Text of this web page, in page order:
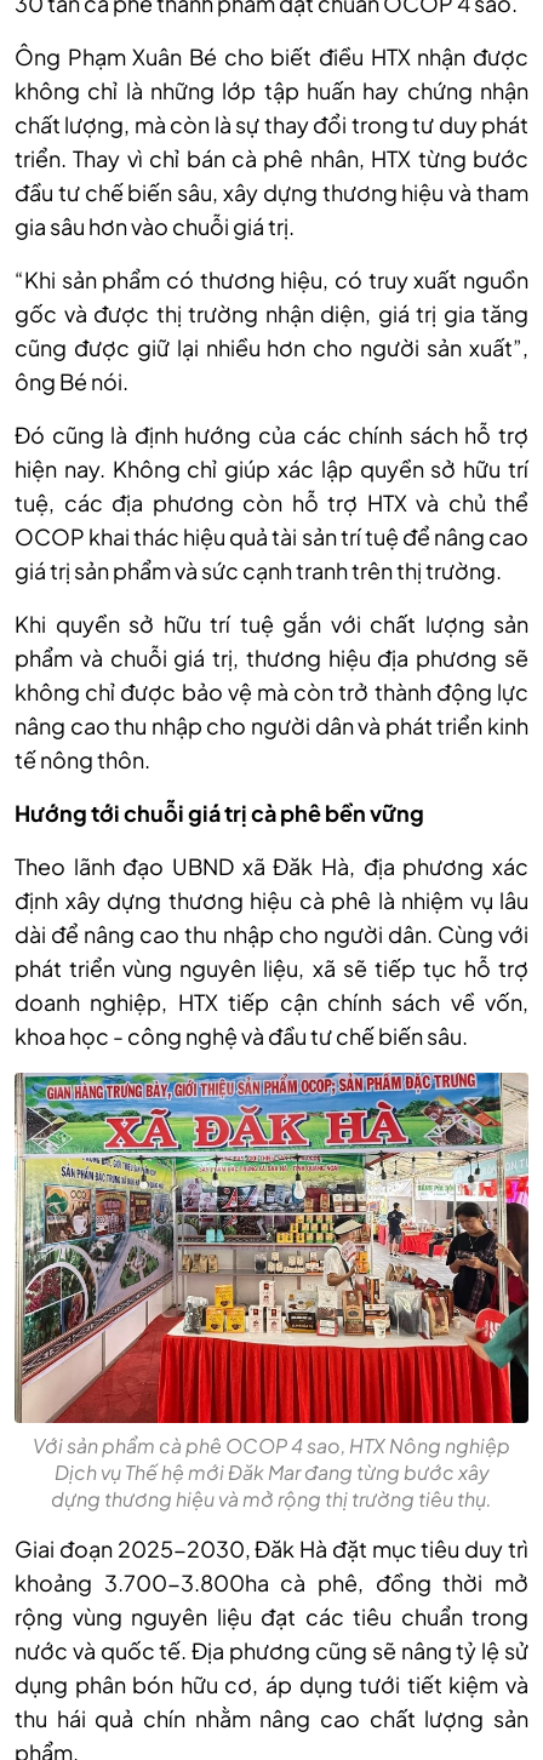
Ông Phạm Xuân Bé cho biết điều HTX nhận được
không chỉ là những lớp tập huấn hay chứng nhận
chất lượng, mà còn là sự thay đổi trong tư duy phát
triển. Thay vì chỉ bán cà phê nhân, HTX từng bước
đầu tư chế biến sâu, xây dựng thương hiệu và tham
gia sâu hơn vào chuỗi giá trị.
“Khi sản phẩm có thương hiệu, có truy xuất nguồn
gốc và được thị trường nhận diện, giá trị gia tăng
cũng được giữ lại nhiều hơn cho người sản xuất”,
ông Bé nói.
Đó cũng là định hướng của các chính sách hỗ trợ
hiện nay. Không chỉ giúp xác lập quyền sở hữu trí
tuệ, các địa phương còn hỗ trợ HTX và chủ thể
OCOP khai thác hiệu quả tài sản trí tuệ để nâng cao
giá trị sản phẩm và sức cạnh tranh trên thị trường.
Khi quyền sở hữu trí tuệ gắn với chất lượng sản
phẩm và chuỗi giá trị, thương hiệu địa phương sẽ
không chỉ được bảo vệ mà còn trở thành động lực
nâng cao thu nhập cho người dân và phát triển kinh
tế nông thôn.
Hướng tới chuỗi giá trị cà phê bền vững
Theo lãnh đạo UBND xã Đăk Hà, địa phương xác
định xây dựng thương hiệu cà phê là nhiệm vụ lâu
dài để nâng cao thu nhập cho người dân. Cùng với
phát triển vùng nguyên liệu, xã sẽ tiếp tục hỗ trợ
doanh nghiệp, HTX tiếp cận chính sách về vốn,
khoa học - công nghệ và đầu tư chế biến sâu.
Với sản phẩm cà phê OCOP 4 sao, HTX Nông nghiệp
Dịch vụ Thế hệ mới Đăk Mar đang từng bước xây
dựng thương hiệu và mở rộng thị trường tiêu thụ.
Giai đoạn 2025-2030, Đăk Hà đặt mục tiêu duy trì
khoảng 3.700-3.800ha cà phê, đồng thời mở
rộng vùng nguyên liệu đạt các tiêu chuẩn trong
nước và quốc tế. Địa phương cũng sẽ nâng tỷ lệ sử
dụng phân bón hữu cơ, áp dụng tưới tiết kiệm và
thu hái quả chín nhằm nâng cao chất lượng sản
phẩm.